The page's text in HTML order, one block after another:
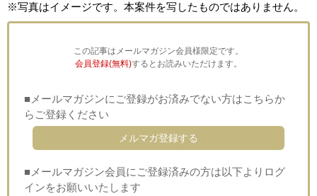
※写真はイメージです。本案件を写したものではありません。
この記事はメールマガジン会員様限定です。
会員登録(無料)するとお読みいただけます。
■メールマガジンにご登録がお済みでない方はこちらか
らご登録ください
メルマガ登録する
■メールマガジン会員にご登録済みの方は以下よりログ
インをお願いいたします